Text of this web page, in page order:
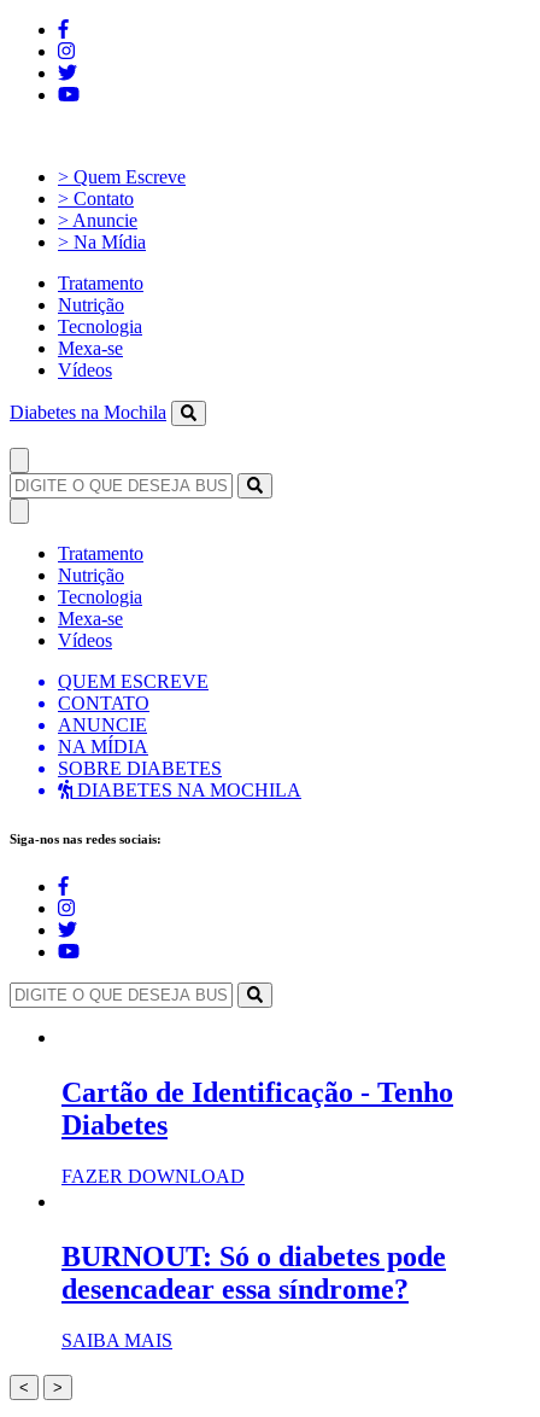
> Quem Escreve
> Contato
> Anuncie
> Na Mídia
Tratamento
Nutrição
Tecnologia
Mexa-se
Vídeos
Diabetes na Mochila
Tratamento
Nutrição
Tecnologia
Mexa-se
Vídeos
QUEM ESCREVE
CONTATO
ANUNCIE
NA MÍDIA
SOBRE DIABETES
DIABETES NA MOCHILA
Siga-nos nas redes sociais:
Cartão de Identificação - Tenho
Diabetes
FAZER DOWNLOAD
BURNOUT: Só o diabetes pode
desencadear essa síndrome?
SAIBA MAIS
< >